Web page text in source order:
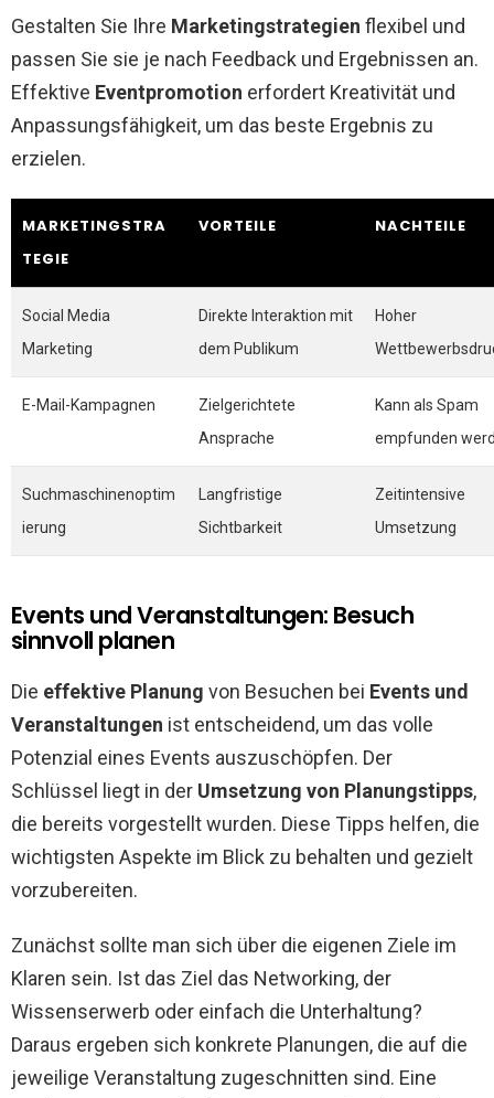
Gestalten Sie Ihre Marketingstrategien flexibel und
passen Sie sie je nach Feedback und Ergebnissen an.
Effektive Eventpromotion erfordert Kreativität und
Anpassungsfähigkeit, um das beste Ergebnis zu
erzielen.
MARKETINGSTRA
TEGIE
VORTEILE NACHTEILE
Social Media
Marketing
Direkte Interaktion mit
dem Publikum
Hoher
E-Mail-Kampagnen
Zielgerichtete
Ansprache
Kann als Spam
empfunden
Suchmaschinenoptim
ierung
Langfristige
Sichtbarkeit
Zeitintensive
Umsetzung
Events und Veranstaltungen: Besuch
sinnvoll planen
Die effektive Planung von Besuchen bei Events und
Veranstaltungen ist entscheidend, um das volle
Potenzial eines Events auszuschöpfen. Der
Schlüssel liegt in der Umsetzung von Planungstipps,
die bereits vorgestellt wurden. Diese Tipps helfen, die
wichtigsten Aspekte im Blick zu behalten und gezielt
vorzubereiten.
Zunächst sollte man sich über die eigenen Ziele im
Klaren sein. Ist das Ziel das Networking, der
Wissenserwerb oder einfach die Unterhaltung?
Daraus ergeben sich konkrete Planungen, die auf die
jeweilige Veranstaltung zugeschnitten sind. Eine